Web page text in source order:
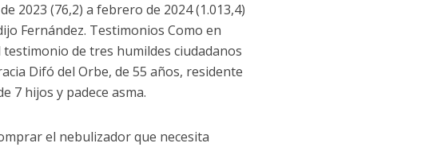
2023 (76,2) a febrero de 2024 (1.013,4)
Fernández. Testimonios Como en
de tres humildes ciudadanos
Difó del Orbe, de 55 años, residente
7 hijos y padece asma.
el nebulizador que necesita